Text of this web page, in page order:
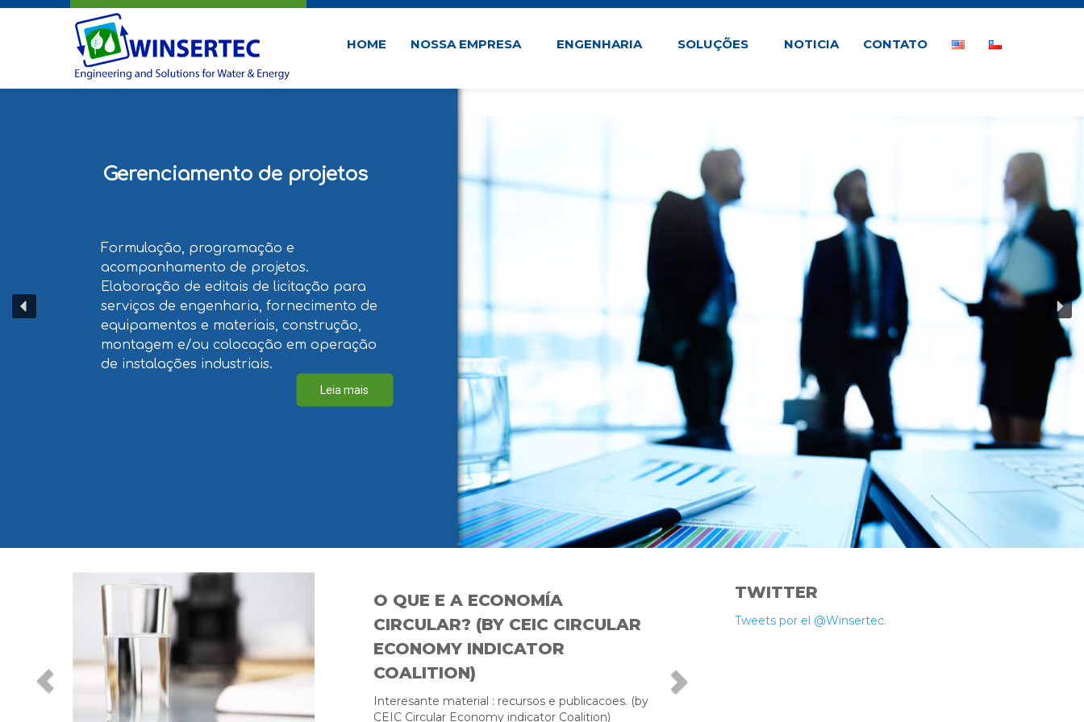
Winsertec
HOME NOSSA EMPRESA ENGENHARIA SOLUÇÕES NOTICIA CONTATO
Gerenciamento de projetos
Formulação, programação e
acompanhamento de projetos.
Elaboração de editais de licitação para
serviços de engenharia, fornecimento de
equipamentos e materiais, construção,
montagem e/ou colocação em operação
de instalações industriais.
Leia mais
O QUE E A ECONOMÍA
CIRCULAR? (BY CEIC CIRCULAR
ECONOMY INDICATOR
COALITION)
Interesante material : recursos e publicacoes. (by
CEIC Circular Economy indicator Coalition)
TWITTER
Tweets por el @Winsertec.